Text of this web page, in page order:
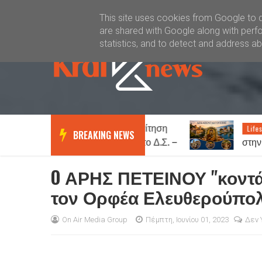
Καλώς ήλθατε Kral News
BREAKING NEWS
ΑΟ Ξάνθη: Παραίτηση
Δημήτρη Βούλκου από το Δ.Σ. –
Οι αντικαταστάτες του
Lifestyle
στην Ξάνθη:
O ΑΡΗΣ ΠΕΤΕΙΝΟΥ
τον Ορφέα
On Air Media Group Πέμπτη, Ιουνίου 01, 2023 Δεν
This site uses cookies from Google to
are shared with Google along with
statistics, and to detect and address